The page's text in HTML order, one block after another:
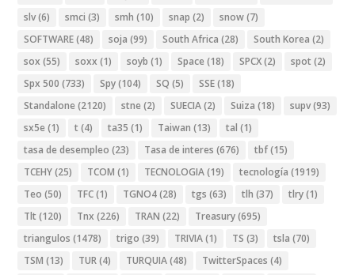
slv(6) smci (3) smh (10) snap (2) snow(7)
SOFTWARE(48) soja (99) South Africa (28) South Korea (2)
sox (55) soxx (1) soyb (1) Space (18) SPCX(2) spot (2)
Spx 500 (733) Spy(104) SQ (5) SSE(18)
Standalone (2120) stne (2) SUECIA(2) Suiza (18) supv(93)
sx5e (1) t (4) ta35 (1) Taiwan (13) tal (1)
tasa de desempleo (23) Tasa de interes (676) tbf(15)
TCEHY(25) TCOM (1) TECNOLOGIA(19) tecnología (1919)
Teo (50) TFC(1) TGNO4(28) tgs (63) tlh (37) tlry(1)
Tlt (120) Tnx (226) TRAN (22) Treasury(695)
triangulos (1478) trigo (39) TRIVIA(1) TS (3) tsla (70)
TSM (13) TUR(4) TURQUIA(48) TwitterSpaces (4)